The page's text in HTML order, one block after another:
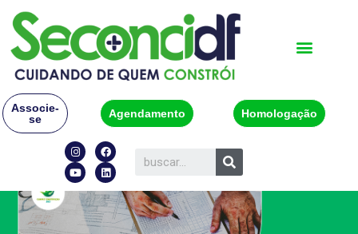
Associe-
se
Agendamento Homologação